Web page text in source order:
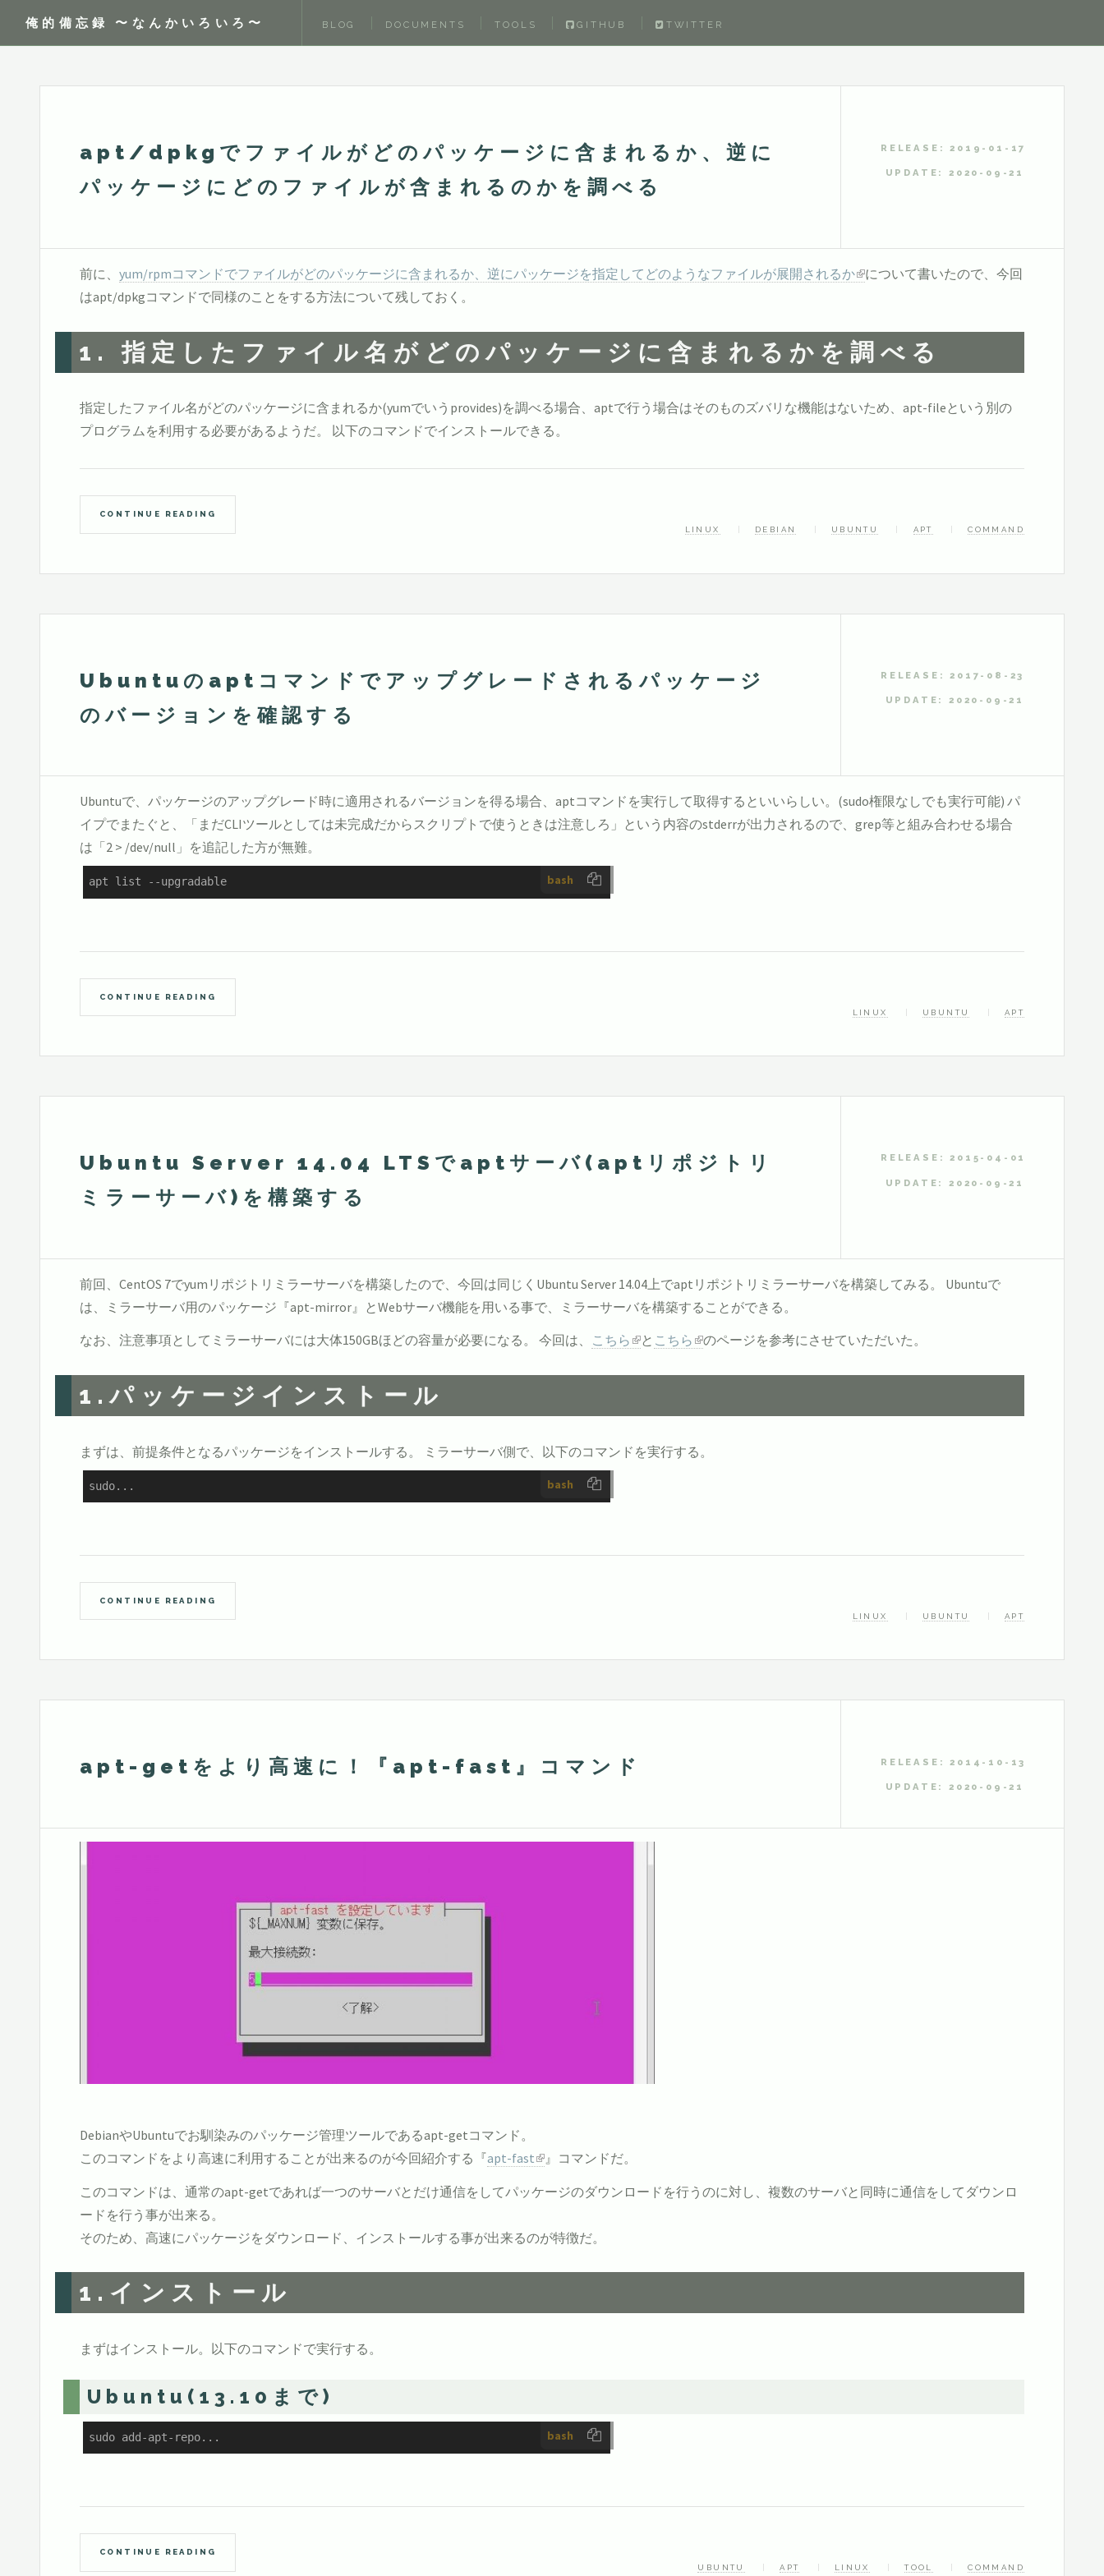
俺的備忘録 〜なんかいろいろ〜 BLOG DOCUMENTS TOOLS GITHUB TWITTER
apt/dpkgでファイルがどのパッケージに含まれるか、逆に
パッケージにどのファイルが含まれるのかを調べる
RELEASE: 2019-01-17
UPDATE: 2020-09-21
前に、 yum/rpmコマンドでファイルがどのパッケージに含まれるか、逆にパッケージを指定してどのようなファイルが展開されるか
について書いたので、今回
はapt/dpkgコマンドで同様のことをする方法について残しておく。
1. 指定したファイル名がどのパッケージに含まれるかを調べる
指定したファイル名がどのパッケージに含まれるか(yumでいうprovides)を調べる場合、aptで行う場合はそのものズバリな機能はないため、apt-fileという別の
プログラムを利用する必要があるようだ。 以下のコマンドでインストールできる。
CONTINUE READING
LINUX
DEBIAN UBUNTU APT COMMAND
Ubuntuのaptコマンドでアップグレードされるパッケージ
のバージョンを確認する
RELEASE: 2017-08-23
UPDATE: 2020-09-21
Ubuntuで、パッケージのアップグレード時に適用されるバージョンを得る場合、aptコマンドを実行して取得するといいらしい。(sudo権限なしでも実行可能) パ
イプでまたぐと、「まだCLIツールとしては未完成だからスクリプトで使うときは注意しろ」という内容のstderrが出力されるので、grep等と組み合わせる場合
は「2 > /dev/null」を追記した方が無難。
bash
apt list --upgradable
CONTINUE READING
LINUX
UBUNTU APT
Ubuntu Server 14.04 LTSでaptサーバ(aptリポジトリ
ミラーサーバ)を構築する
RELEASE: 2015-04-01
UPDATE: 2020-09-21
前回、CentOS 7でyumリポジトリミラーサーバを構築したので、今回は同じくUbuntu Server 14.04上でaptリポジトリミラーサーバを構築してみる。 Ubuntuで
は、ミラーサーバ用のパッケージ『apt-mirror』とWebサーバ機能を用いる事で、ミラーサーバを構築することができる。
なお、注意事項としてミラーサーバには大体150GBほどの容量が必要になる。 今回は、 こちら と こちら のページを参考にさせていただいた。
1.パッケージインストール
まずは、前提条件となるパッケージをインストールする。 ミラーサーバ側で、以下のコマンドを実行する。
bash
sudo...
CONTINUE READING
LINUX
UBUNTU APT
apt-getをより高速に！『apt-fast』コマンド RELEASE: 2014-10-13
UPDATE: 2020-09-21
DebianやUbuntuでお馴染みのパッケージ管理ツールであるapt-getコマンド。
このコマンドをより高速に利用することが出来るのが今回紹介する『apt-fast 』コマンドだ。
このコマンドは、通常のapt-getであれば一つのサーバとだけ通信をしてパッケージのダウンロードを行うのに対し、複数のサーバと同時に通信をしてダウンロ
ードを行う事が出来る。
そのため、高速にパッケージをダウンロード、インストールする事が出来るのが特徴だ。
1.インストール
まずはインストール。以下のコマンドで実行する。
Ubuntu(13.10まで)
bash
sudo add-apt-repo...
CONTINUE READING
UBUNTU
APT LINUX TOOL COMMAND